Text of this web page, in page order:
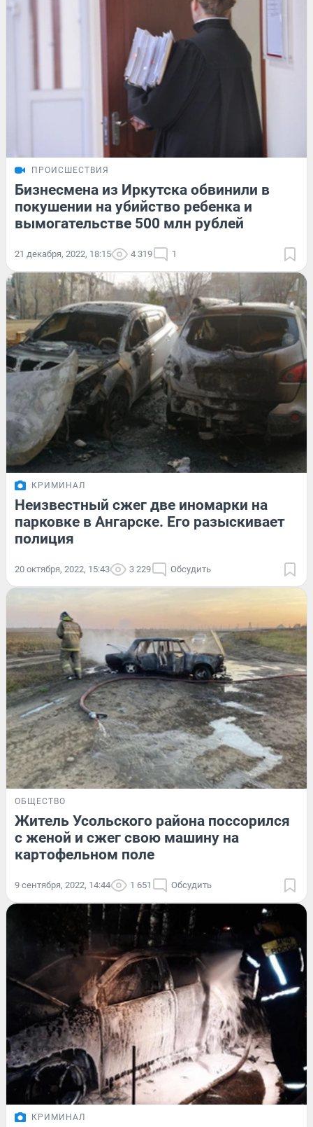
ПРОИСШЕСТВИЯ
Бизнесмена из Иркутска обвинили в
покушении на убийство ребенка и
вымогательстве 500 млн рублей
21 декабря, 2022, 18:15 4 319 1
КРИМИНАЛ
Неизвестный сжег две иномарки на
парковке в Ангарске. Его разыскивает
полиция
20 октября, 2022, 15:43 3 229 Обсудить
ОБЩЕСТВО
Житель Усольского района поссорился
с женой и сжег свою машину на
картофельном поле
9 сентября, 2022, 14:44 1 651 Обсудить
КРИМИНАЛ